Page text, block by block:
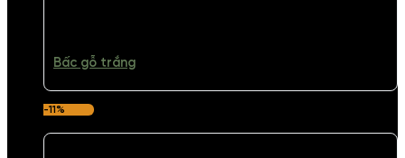
Bấc gỗ trắng
-11%